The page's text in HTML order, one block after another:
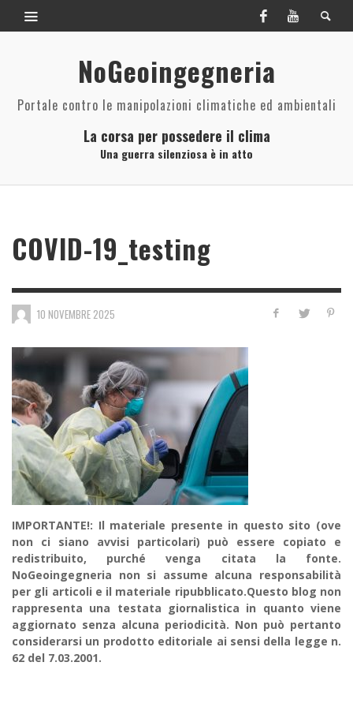
NoGeoingegneria
Portale contro le manipolazioni climatiche ed ambientali
La corsa per possedere il clima
Una guerra silenziosa è in atto
COVID-19_testing
10 NOVEMBRE 2025
IMPORTANTE!: Il materiale presente in questo sito (ove
non ci siano avvisi particolari) può essere copiato e
redistribuito, purché venga citata la fonte.
NoGeoingegneria non si assume alcuna responsabilità
per gli articoli e il materiale ripubblicato.Questo blog non
rappresenta una testata giornalistica in quanto viene
aggiornato senza alcuna periodicità. Non può pertanto
considerarsi un prodotto editoriale ai sensi della legge n.
62 del 7.03.2001.